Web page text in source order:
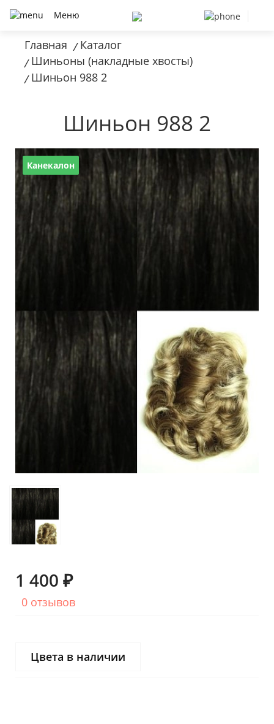
Меню
Главная / Каталог
/ Шиньоны (накладные хвосты)
/ Шиньон 988 2
Шиньон 988 2
Канекалон
1 400 ₽
0 отзывов
Цвета в наличии